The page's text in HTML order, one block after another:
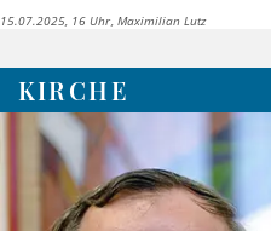
15.07.2025, 16 Uhr Maximilian Lutz
KIRCHE